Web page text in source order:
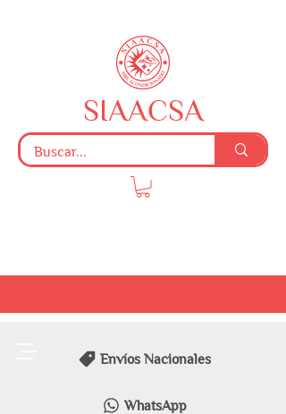
Envíos Nacionales
WhatsApp
SIAACSA